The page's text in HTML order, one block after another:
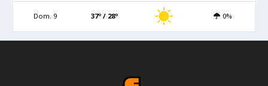
Dom. 9 37º / 28º 0%